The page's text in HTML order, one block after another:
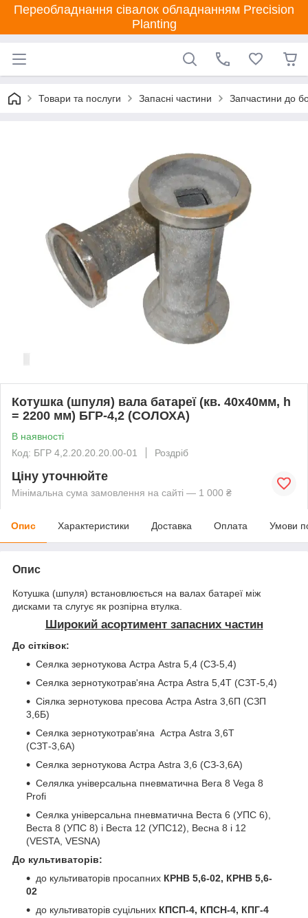
Переобладнання сівалок обладнанням Precision
Planting
Товари та послуги Запасні частини Запчастини до
Котушка (шпуля) вала батареї (кв. 40х40мм, h
= 2200 мм) БГР-4,2 (СОЛОХА)
В наявності
Код: БГР 4,2.20.20.20.00-01
Роздріб
Ціну уточнюйте
Мінімальна сума замовлення на сайті — 1 000 ₴
Опис Характеристики Доставка Оплата Умови
Опис
Котушка (шпуля) встановлюється на валах батареї між
дисками та слугує як розпірна втулка.
Широкий асортимент запасних частин
До сітківок:
Сеялка зернотукова Астра Astra 5,4 (СЗ-5,4)
Сеялка зернотукотрав'яна Астра Astra 5,4Т (СЗТ-5,4)
Сіялка зернотукова пресова Астра Astra 3,6П (СЗП
3,6Б)
Сеялка зернотукотрав'яна Астра Astra 3,6Т
(СЗТ-3,6А)
Сеялка зернотукова Астра Astra 3,6 (СЗ-3,6А)
Селялка універсальна пневматична Вега 8 Vega 8
Profi
Сеялка універсальна пневматична Веста 6 (УПС 6),
Веста 8 (УПС 8) і Веста 12 (УПС12), Весна 8 і 12
(VESTA, VESNA)
До культиваторів:
до культиваторів просапних КРНВ 5,6-02, КРНВ 5,6-
02
до культиваторів суцільних КПСП-4, КПСН-4, КПГ-4